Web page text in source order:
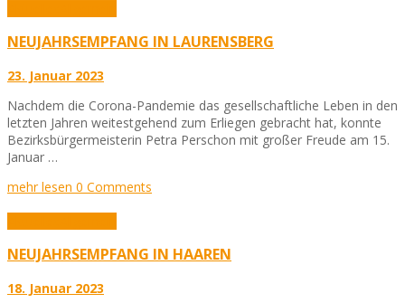
NEUJAHRSEMPFANG IN LAURENSBERG
23. Januar 2023
Nachdem die Corona-Pandemie das gesellschaftliche Leben in den
letzten Jahren weitestgehend zum Erliegen gebracht hat, konnte
Bezirksbürgermeisterin Petra Perschon mit großer Freude am 15.
Januar …
mehr lesen 0 Comments
NEUJAHRSEMPFANG IN HAAREN
18. Januar 2023